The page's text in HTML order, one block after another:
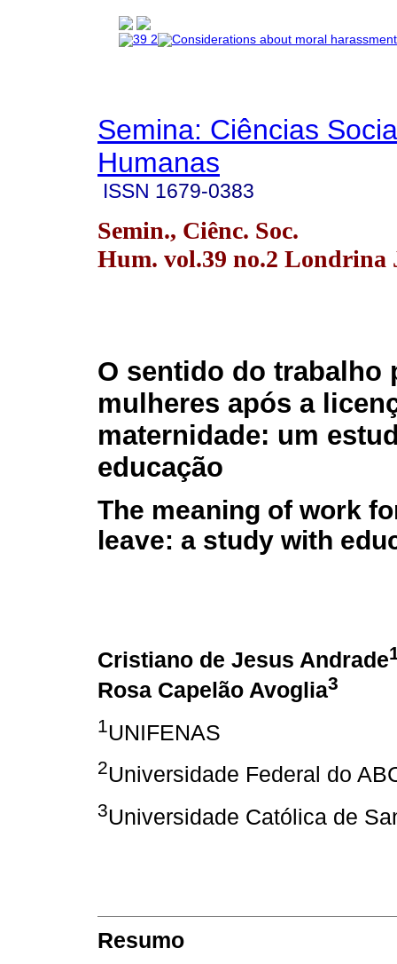
Semina: Ciências
Humanas
ISSN 1679-0383
Semin., Ciênc. Soc.
Hum. vol.39 no.2 Londrina
O sentido do trabalho
mulheres após a
maternidade: um
educação
The meaning of work
leave: a study with
Cristiano de Jesus Andrade
Rosa Capelão Avoglia3
1UNIFENAS
2Universidade Federal do
3Universidade Católica de
Resumo